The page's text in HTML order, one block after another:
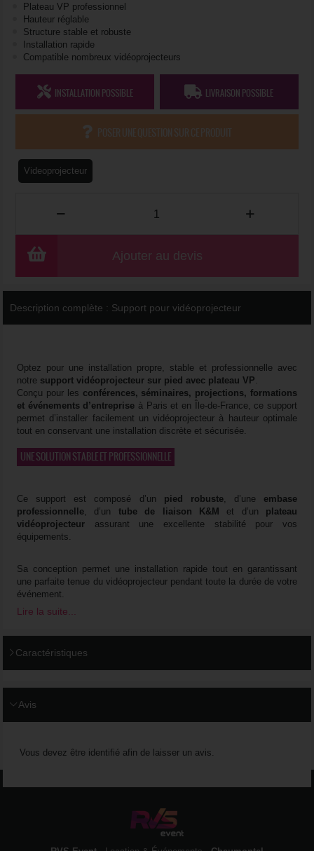
Plateau VP professionnel
Hauteur réglable
Structure stable et robuste
Installation rapide
Compatible nombreux vidéoprojecteurs
INSTALLATION POSSIBLE LIVRAISON POSSIBLE
POSER UNE QUESTION SUR CE PRODUIT
Videoprojecteur
Ajouter au devis
Description complète : Support pour vidéoprojecteur
Optez pour une installation propre, stable et professionnelle avec
notre support vidéoprojecteur sur pied avec plateau VP.
Conçu pour les conférences, séminaires, projections, formations
et événements d’entreprise à Paris et en Île-de-France, ce support
permet d’installer facilement un vidéoprojecteur à hauteur optimale
tout en conservant une installation discrète et sécurisée.
UNE SOLUTION STABLE ET PROFESSIONNELLE
Ce support est composé d’un pied robuste, d’une embase
professionnelle, d’un tube de liaison K&M et d’un plateau
vidéoprojecteur assurant une excellente stabilité pour vos
équipements.
Sa conception permet une installation rapide tout en garantissant
une parfaite tenue du vidéoprojecteur pendant toute la durée de votre
événement.
salle ou de l’écran de projection.
Cette solution est particulièrement adaptée aux événements
Ce support convient parfaitement pour :
Conférences et séminaires
Lire la suite...
Caractéristiques
Avis
Vous devez être identifié afin de laisser un avis.